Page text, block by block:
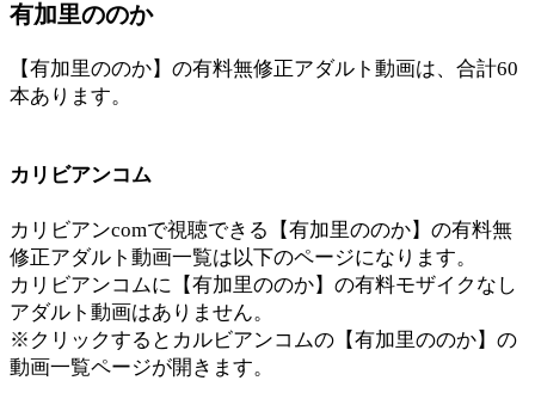
有加里ののか
【有加里ののか】の有料無修正アダルト動画は、合計60
本あります。
カリビアンコム
カリビアンcomで視聴できる【有加里ののか】の有料無
修正アダルト動画一覧は以下のページになります。
カリビアンコムに【有加里ののか】の有料モザイクなし
アダルト動画はありません。
※クリックするとカルビアンコムの【有加里ののか】の
動画一覧ページが開きます。